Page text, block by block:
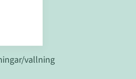
vallning